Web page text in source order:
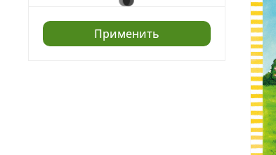
Применить